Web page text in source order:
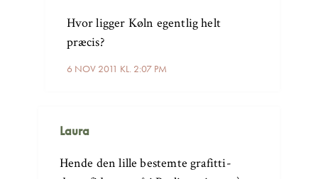
6 NOV 2011 KL. 2:07 PM
Hvor ligger Køln egentlig helt
præcis?
Laura
Hende den lille bestemte grafitti-